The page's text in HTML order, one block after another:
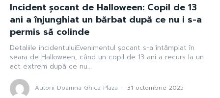
Incident șocant de Halloween: Copil de 13
ani a înjunghiat un bărbat după ce nu i s-a
permis să colinde
Detaliile incidentuluiEvenimentul șocant s-a întâmplat în
seara de Halloween, când un copil de 13 ani a recurs la un
act extrem după ce nu...
Autorii Doamna Ghica Plaza - 31 octombrie 2025